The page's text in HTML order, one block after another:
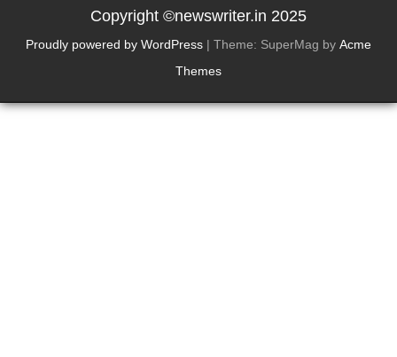
Copyright ©newswriter.in 2025
Proudly powered by WordPress | Theme: SuperMag by Acme
Themes